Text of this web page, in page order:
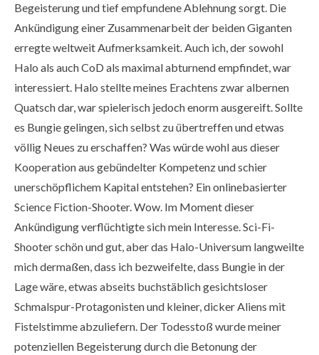
Begeisterung und tief empfundene Ablehnung sorgt. Die
Ankündigung einer Zusammenarbeit der beiden Giganten
erregte weltweit Aufmerksamkeit. Auch ich, der sowohl
Halo als auch CoD als maximal abturnend empfindet, war
interessiert. Halo stellte meines Erachtens zwar albernen
Quatsch dar, war spielerisch jedoch enorm ausgereift. Sollte
es Bungie gelingen, sich selbst zu übertreffen und etwas
völlig Neues zu erschaffen? Was würde wohl aus dieser
Kooperation aus gebündelter Kompetenz und schier
unerschöpflichem Kapital entstehen? Ein onlinebasierter
Science Fiction-Shooter. Wow. Im Moment dieser
Ankündigung verflüchtigte sich mein Interesse. Sci-Fi-
Shooter schön und gut, aber das Halo-Universum langweilte
mich dermaßen, dass ich bezweifelte, dass Bungie in der
Lage wäre, etwas abseits buchstäblich gesichtsloser
Schmalspur-Protagonisten und kleiner, dicker Aliens mit
Fistelstimme abzuliefern. Der Todesstoß wurde meiner
potenziellen Begeisterung durch die Betonung der